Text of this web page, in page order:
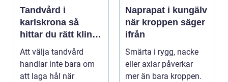
Tandvård i
karlskrona så
hittar du rätt klinik
för långsiktig
munhälsa
Att välja tandvård
handlar inte bara om
att laga hål när
Naprapat i kungälv
när kroppen säger
ifrån
Smärta i rygg, nacke
eller axlar påverkar
mer än bara kroppen.